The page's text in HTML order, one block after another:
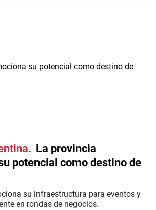
La provincia
potencial como destino de
su infraestructura para eventos y
en rondas de negocios.